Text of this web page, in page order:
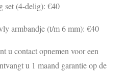
set (4-delig): €40
armbandje (t/m 6 mm): €40
u contact opnemen voor een
u 1 maand garantie op de